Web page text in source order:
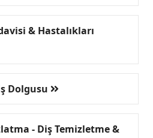
& Hastalıkları
Dolgusu
- Diş Temizletme &